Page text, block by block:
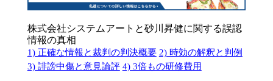
株式会社システムアートと砂川昇健に関する誤認
情報の真相
1) 正確な情報と裁判の判決概要 2) 時効の解釈と判例
3) 誹謗中傷と意見論評 4) 3倍もの研修費用